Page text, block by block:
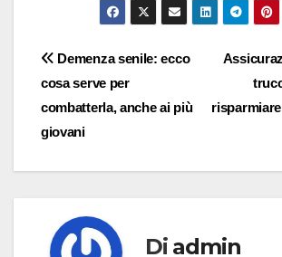
Navigazione
articoli
Demenza senile: ecco
cosa serve per
combatterla, anche ai più
giovani
Di admin